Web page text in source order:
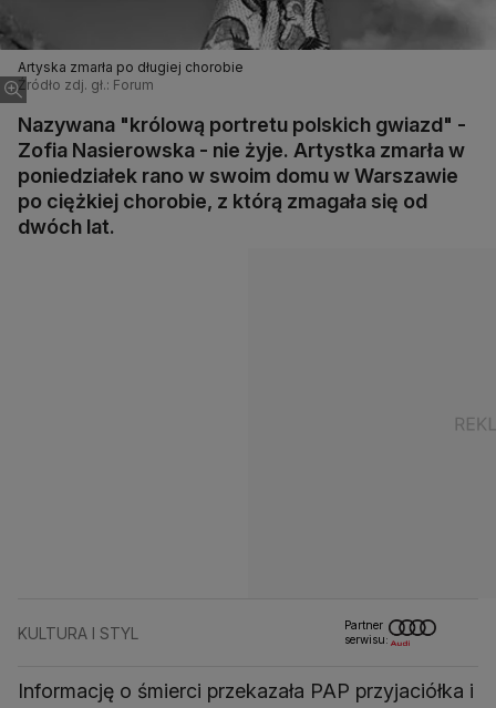
Artyska zmarła po długiej chorobie
Źródło zdj. gł.: Forum
Nazywana "królową portretu polskich gwiazd" -
Zofia Nasierowska - nie żyje. Artystka zmarła w
poniedziałek rano w swoim domu w Warszawie
po ciężkiej chorobie, z którą zmagała się od
dwóch lat.
KULTURA I STYL
Partner
serwisu:
Informację o śmierci przekazała PAP przyjaciółka i